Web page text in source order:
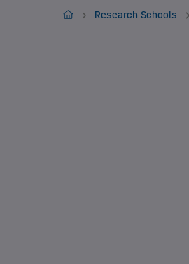
Jobs
Research Schools